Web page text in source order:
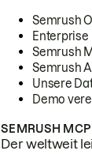
Semrush
Enterprise
Semrush
Semrush
Unsere
Demo
SEMRUSH
Der weltweit